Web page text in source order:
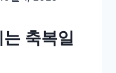
축복일